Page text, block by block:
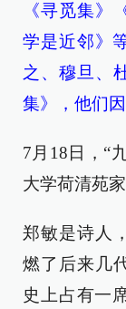
《寻觅集》
学是近邻》
之、穆旦、
集》，他们
7月18日，“
大学荷清苑
郑敏是诗人
燃了后来几
史上占有一